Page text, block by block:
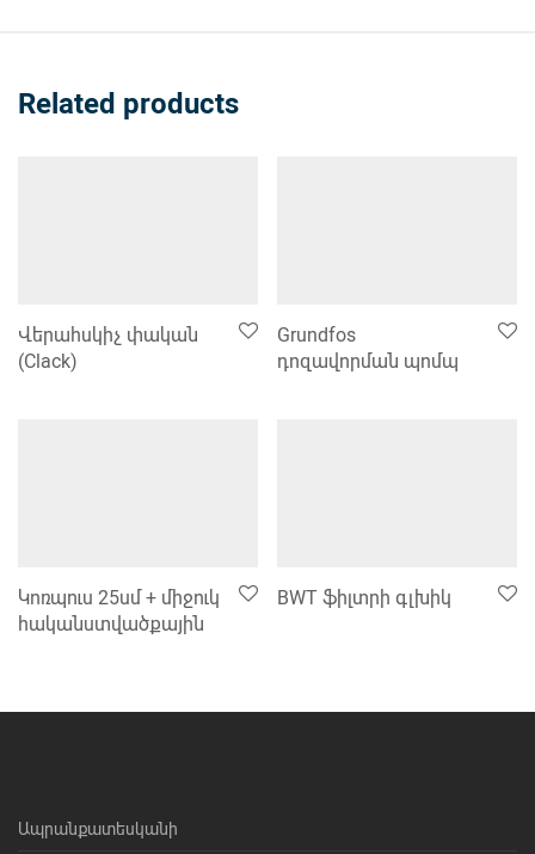
Related products
Վերահսկիչ փական
(Clack)
Grundfos
դոզավորման պոմպ
Կոռպուս 25սմ + միջուկ
հականստվածքային
BWT ֆիլտրի գլխիկ
Ապրանքատեսկանի